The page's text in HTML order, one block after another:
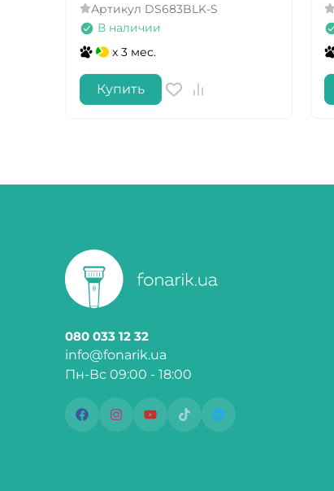
Артикул DS683BLK-S
В наличии
x 3 мес.
Купить
080 033 12 32
info@fonarik.ua
Пн-Вс 09:00 - 18:00